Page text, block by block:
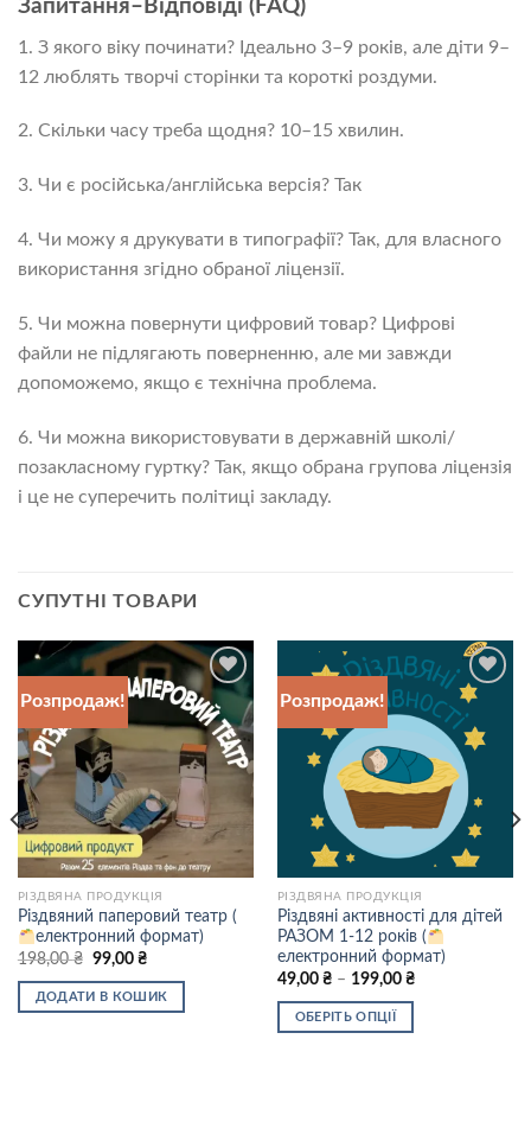
Запитання–Відповіді (FAQ)
1. З якого віку починати? Ідеально 3–9 років, але діти 9–
12 люблять творчі сторінки та короткі роздуми.
2. Скільки часу треба щодня? 10–15 хвилин.
3. Чи є російська/англійська версія? Так
4. Чи можу я друкувати в типографії? Так, для власного
використання згідно обраної ліцензії.
5. Чи можна повернути цифровий товар? Цифрові
файли не підлягають поверненню, але ми завжди
допоможемо, якщо є технічна проблема.
6. Чи можна використовувати в державній школі/
позакласному гуртку? Так, якщо обрана групова ліцензія
і це не суперечить політиці закладу.
СУПУТНІ ТОВАРИ
Розпродаж!
Додати
до
списку
бажань
РІЗДВЯНА ПРОДУКЦІЯ
Різдвяний паперовий театр (
електронний формат)
198,00₴ Оригінальна
198,00 ₴.
99,00 ₴Поточна
99,00 ₴.
ДОДАТИ В КОШИК
Розпродаж!
Додати
списку
бажань
РІЗДВЯНА ПРОДУКЦІЯ
Різдвяні активності для дітей
РАЗОМ 1-12 років (
електронний формат)
49,00 ₴ – 199,00 ₴Price
ОБЕРІТЬ ОПЦІЇ